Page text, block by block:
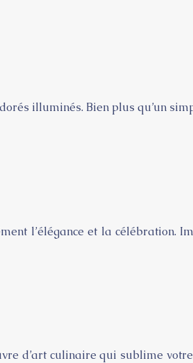
illuminés. Bien plus qu’un
l’élégance et la célébration.
d’art culinaire qui sublime